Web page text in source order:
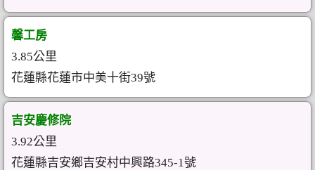
馨工房
3.85公里
花蓮縣花蓮市中美十街39號
吉安慶修院
3.92公里
花蓮縣吉安鄉吉安村中興路345-1號